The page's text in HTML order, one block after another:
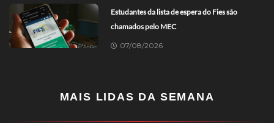
Estudantes da lista de espera do Fies são
chamados pelo MEC
07/08/2026
MAIS LIDAS DA SEMANA